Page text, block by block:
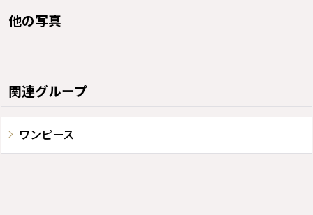
他の写真
関連グループ
ワンピース